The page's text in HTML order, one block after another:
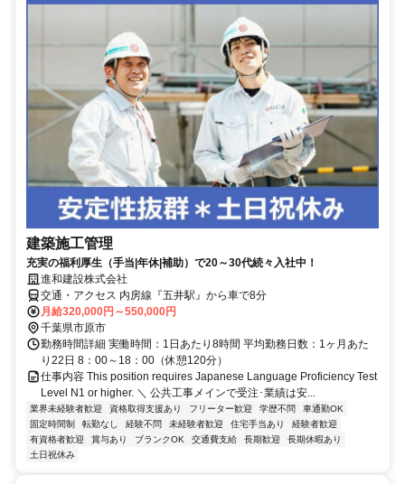
建築施工管理
充実の福利厚生（手当|年休|補助）で20～30代続々入社中！
進和建設株式会社
交通・アクセス 内房線『五井駅』から車で8分
月給320,000円～550,000円
千葉県市原市
勤務時間詳細 実働時間：1日あたり8時間 平均勤務日数：1ヶ月あた
り22日 8：00～18：00（休憩120分）
仕事内容 This position requires Japanese Language Proficiency Test
Level N1 or higher. ＼ 公共工事メインで受注･業績は安...
業界未経験者歓迎 資格取得支援あり フリーター歓迎 学歴不問
車通勤OK
固定時間制
転勤なし 経験不問 未経験者歓迎 住宅手当あり
経験者歓迎
有資格者歓迎
賞与あり ブランクOK 交通費支給 長期歓迎
長期休暇あり
土日祝休み